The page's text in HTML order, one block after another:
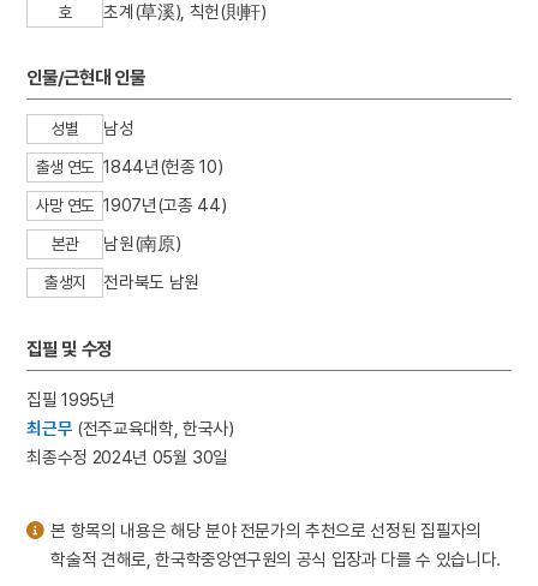
4
산수화
상해대한교민단
7
8 개신교
9 김개남
10 김동한
호 초계(草溪), 칙헌(則軒)
인물/근현대 인물
성별 남성
출생 연도 1844년(헌종 10)
사망 연도 1907년(고종 44)
본관 남원(南原)
출생지 전라북도 남원
집필 및 수정
집필 1995년
최근무 (전주교육대학, 한국사)
최종수정 2024년 05월 30일
본 항목의 내용은 해당 분야 전문가의 추천으로 선정된 집필자의
학술적 견해로, 한국학중앙연구원의 공식 입장과 다를 수 있습니다.